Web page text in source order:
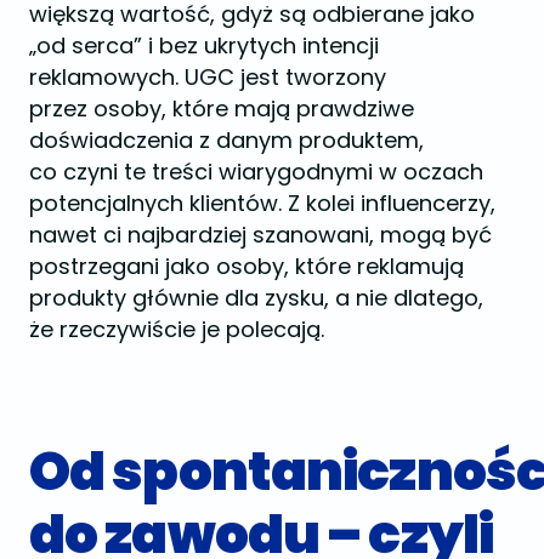
większą wartość, gdyż są odbierane jako
„od serca” i bez ukrytych intencji
reklamowych. UGC jest tworzony
przez osoby, które mają prawdziwe
doświadczenia z danym produktem,
co czyni te treści wiarygodnymi w oczach
potencjalnych klientów. Z kolei influencerzy,
nawet ci najbardziej szanowani, mogą być
postrzegani jako osoby, które reklamują
produkty głównie dla zysku, a nie dlatego,
że rzeczywiście je polecają.
Od
do zawodu – czyli